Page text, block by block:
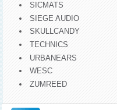
SICMATS
SIEGE AUDIO
SKULLCANDY
TECHNICS
URBANEARS
WESC
ZUMREED